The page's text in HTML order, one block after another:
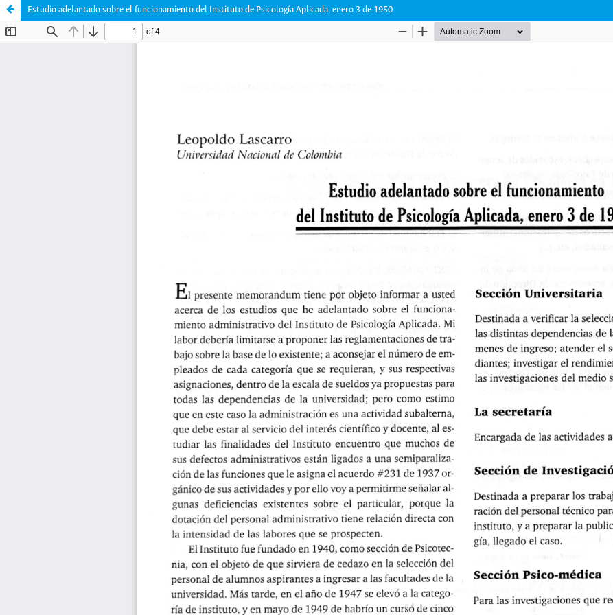
Estudio adelantado sobre el funcionamiento del Instituto de Psicología Aplicada, enero 3 de 1950